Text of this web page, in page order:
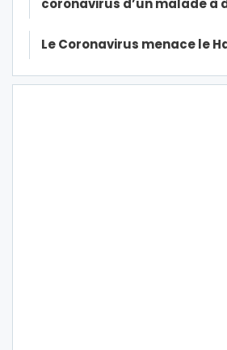
coronavirus d’un malade à
Le Coronavirus menace le